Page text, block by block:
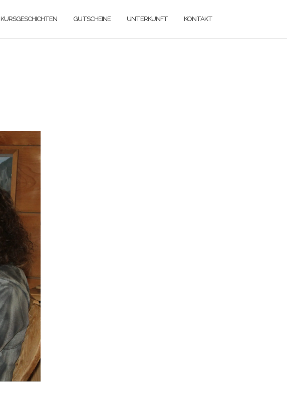
KURSGESCHICHTEN GUTSCHEINE UNTERKUNFT KONTAKT